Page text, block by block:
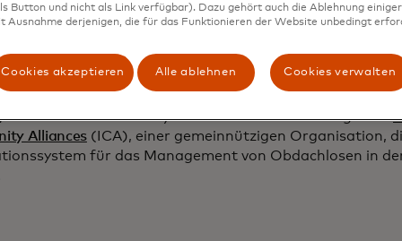
pro Monat werden an ein Wohnprogramm
weitere 1.000 Familien auf der Warteliste
aus Umfragen, um diejenigen zu
gefährdet sind.
Leiterin für Datenanalyse und -berichterstattung beim
Alliances(ICA), einer gemeinnützigen Organisation,
für das Management von Obdachlosen in
Button und nicht als Link verfügbar). Dazu gehört auch die Ablehnung
Ausnahme derjenigen, die für das Funktionieren der Website unbedingt
Cookies akzeptieren Alle ablehnen Cookies verwalten